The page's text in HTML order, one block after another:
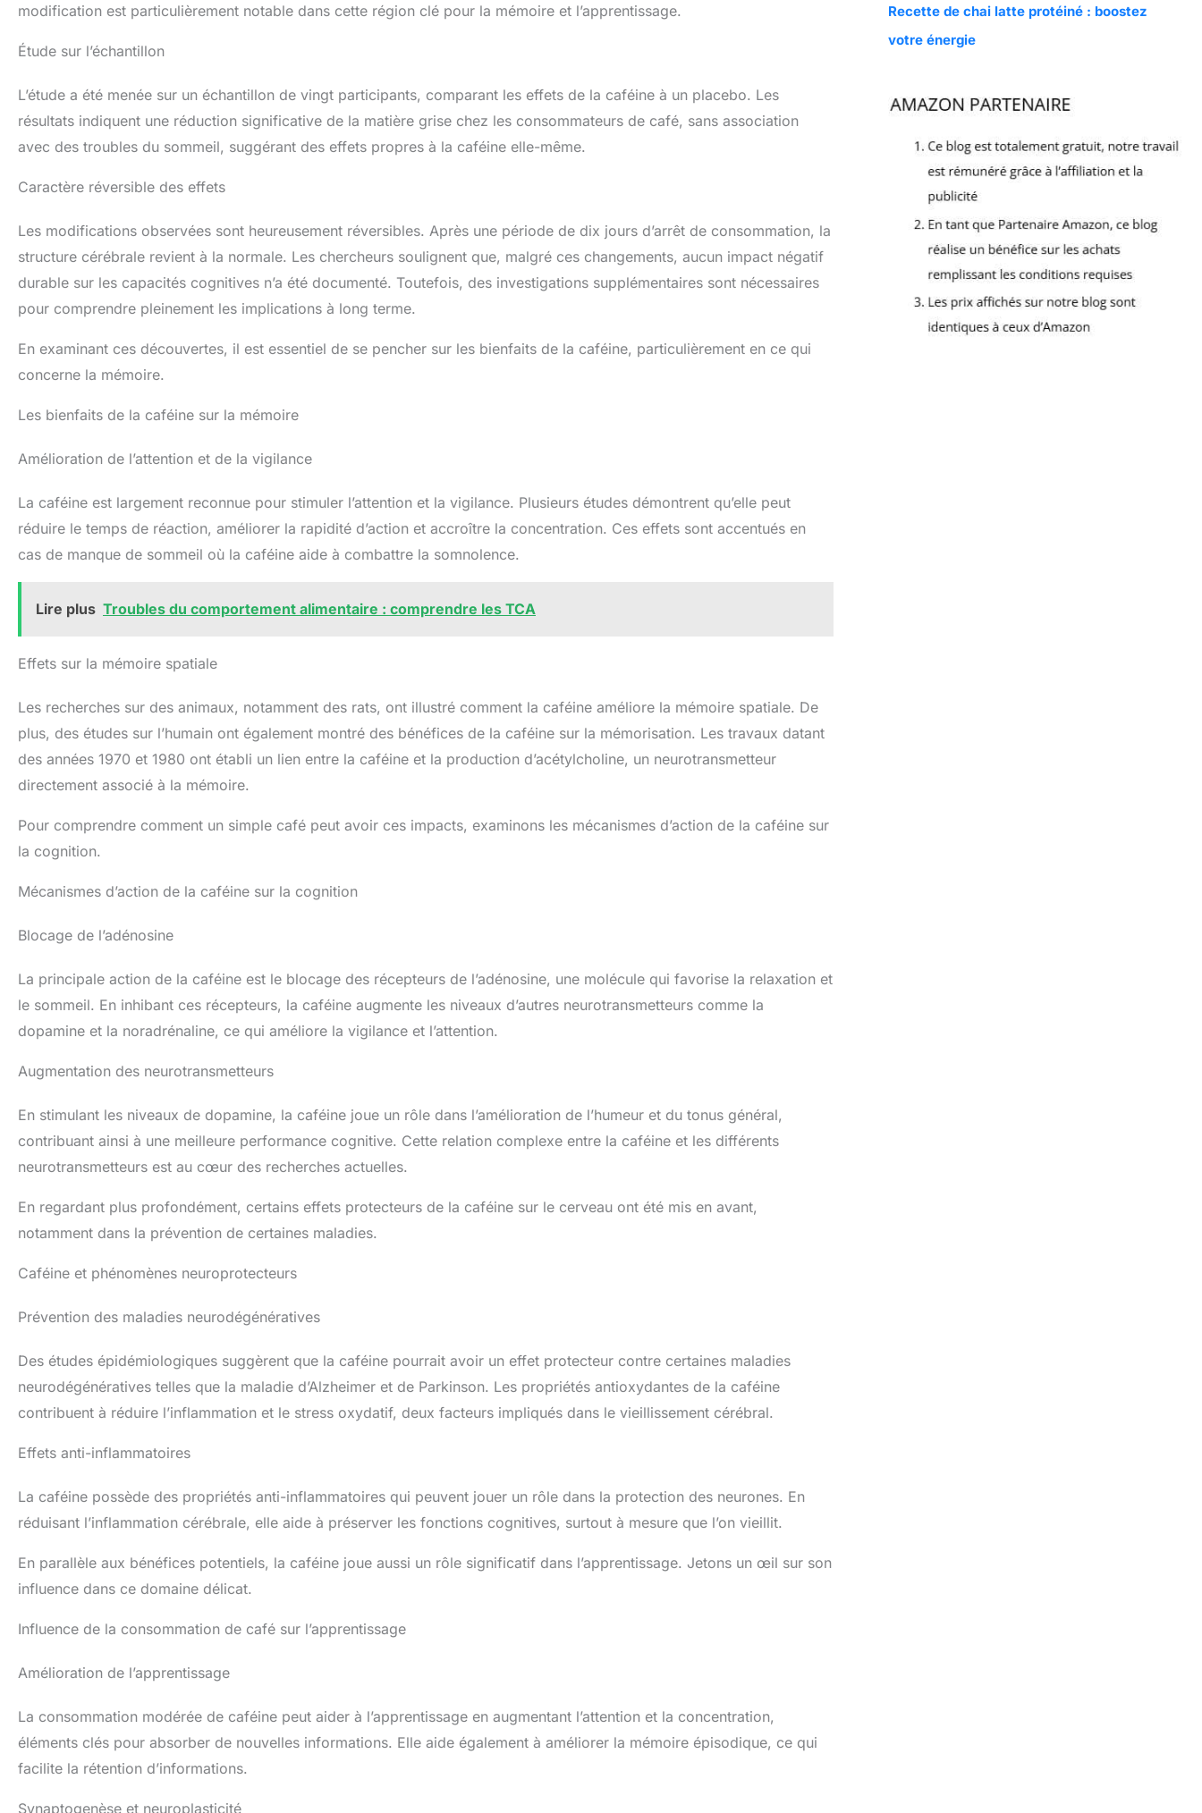
modification est particulièrement notable dans cette région clé pour la mémoire et l’apprentissage.
Étude sur l’échantillon
L’étude a été menée sur un échantillon de vingt participants, comparant les effets de la caféine à un placebo. Les
résultats indiquent une réduction significative de la matière grise chez les consommateurs de café, sans association
avec des troubles du sommeil, suggérant des effets propres à la caféine elle-même.
Caractère réversible des effets
Les modifications observées sont heureusement réversibles. Après une période de dix jours d’arrêt de consommation, la
structure cérébrale revient à la normale. Les chercheurs soulignent que, malgré ces changements, aucun impact négatif
durable sur les capacités cognitives n’a été documenté. Toutefois, des investigations supplémentaires sont nécessaires
pour comprendre pleinement les implications à long terme.
En examinant ces découvertes, il est essentiel de se pencher sur les bienfaits de la caféine, particulièrement en ce qui
concerne la mémoire.
Les bienfaits de la caféine sur la mémoire
Amélioration de l’attention et de la vigilance
La caféine est largement reconnue pour stimuler l’attention et la vigilance. Plusieurs études démontrent qu’elle peut
réduire le temps de réaction, améliorer la rapidité d’action et accroître la concentration. Ces effets sont accentués en
cas de manque de sommeil où la caféine aide à combattre la somnolence.
Lire plus Troubles du comportement alimentaire : comprendre les TCA
Effets sur la mémoire spatiale
Les recherches sur des animaux, notamment des rats, ont illustré comment la caféine améliore la mémoire spatiale. De
plus, des études sur l’humain ont également montré des bénéfices de la caféine sur la mémorisation. Les travaux datant
des années 1970 et 1980 ont établi un lien entre la caféine et la production d’acétylcholine, un neurotransmetteur
directement associé à la mémoire.
Pour comprendre comment un simple café peut avoir ces impacts, examinons les mécanismes d’action de la caféine sur
la cognition.
Mécanismes d’action de la caféine sur la cognition
Blocage de l’adénosine
La principale action de la caféine est le blocage des récepteurs de l’adénosine, une molécule qui favorise la relaxation et
le sommeil. En inhibant ces récepteurs, la caféine augmente les niveaux d’autres neurotransmetteurs comme la
dopamine et la noradrénaline, ce qui améliore la vigilance et l’attention.
Augmentation des neurotransmetteurs
En stimulant les niveaux de dopamine, la caféine joue un rôle dans l’amélioration de l’humeur et du tonus général,
contribuant ainsi à une meilleure performance cognitive. Cette relation complexe entre la caféine et les différents
neurotransmetteurs est au cœur des recherches actuelles.
En regardant plus profondément, certains effets protecteurs de la caféine sur le cerveau ont été mis en avant,
notamment dans la prévention de certaines maladies.
Caféine et phénomènes neuroprotecteurs
Prévention des maladies neurodégénératives
Des études épidémiologiques suggèrent que la caféine pourrait avoir un effet protecteur contre certaines maladies
neurodégénératives telles que la maladie d’Alzheimer et de Parkinson. Les propriétés antioxydantes de la caféine
contribuent à réduire l’inflammation et le stress oxydatif, deux facteurs impliqués dans le vieillissement cérébral.
Effets anti-inflammatoires
La caféine possède des propriétés anti-inflammatoires qui peuvent jouer un rôle dans la protection des neurones. En
réduisant l’inflammation cérébrale, elle aide à préserver les fonctions cognitives, surtout à mesure que l’on vieillit.
En parallèle aux bénéfices potentiels, la caféine joue aussi un rôle significatif dans l’apprentissage. Jetons un œil sur son
influence dans ce domaine délicat.
Influence de la consommation de café sur l’apprentissage
Amélioration de l’apprentissage
La consommation modérée de caféine peut aider à l’apprentissage en augmentant l’attention et la concentration,
éléments clés pour absorber de nouvelles informations. Elle aide également à améliorer la mémoire épisodique, ce qui
facilite la rétention d’informations.
Synaptogenèse et neuroplasticité
Recette de chai latte protéiné : boostez
votre énergie